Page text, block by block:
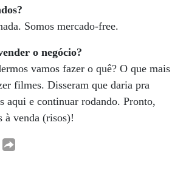
Somos mercado-free.
o negócio?
vamos fazer o quê? O que mais
filmes. Disseram que daria pra
aqui e continuar rodando. Pronto,
à venda (risos)!